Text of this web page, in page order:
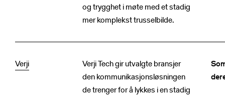
og trygghet i møte med et stadig
mer komplekst trusselbilde.
Verji
Verji Tech gir utvalgte bransjer
den kommunikasjonsløsningen
de trenger for å lykkes i en stadig